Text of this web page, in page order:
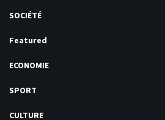
SOCIÉTÉ
Featured
ECONOMIE
SPORT
CULTURE